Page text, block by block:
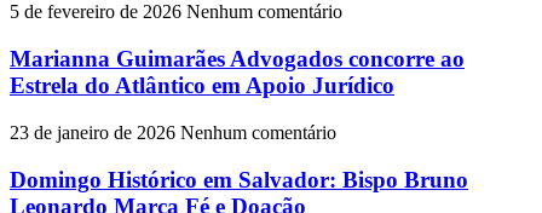
5 de fevereiro de 2026 Nenhum comentário
Marianna Guimarães Advogados concorre ao
Estrela do Atlântico em Apoio Jurídico
23 de janeiro de 2026 Nenhum comentário
Domingo Histórico em Salvador: Bispo Bruno
Leonardo Marca Fé e Doação